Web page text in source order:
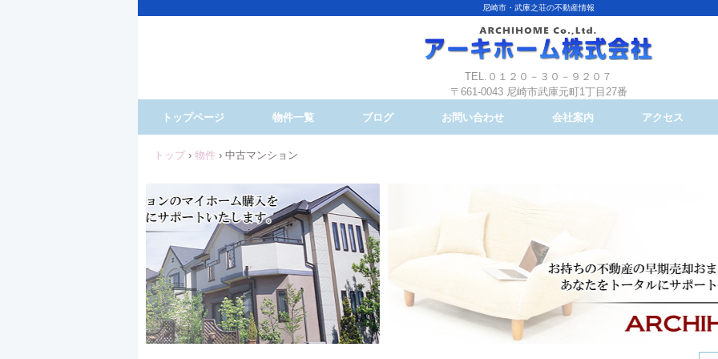
尼崎市・武庫之荘の不動産情報
TEL.０１２０－３０－９２０７
〒661-0043 尼崎市武庫元町1丁目27番
トップページ 物件一覧 ブログ お問い合わせ 会社案内 アクセス
トップ › 物件 › 中古マンション